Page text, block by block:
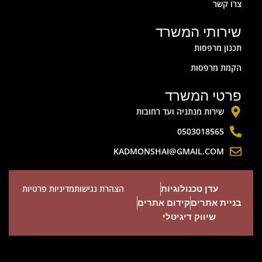
צרו קשר
שירותי המשרד
תכנון מרפסות
הקמת מרפסות
פרטי המשרד
שירות מנתניה ועד רחובות
0503018565
KADMONSHAI@GMAIL.COM
עדן טכנולוגיות
בניית אתריםקידום אתרים
שיווק דיגיטלי
הצהרת נגישותמדיניות פרטיות